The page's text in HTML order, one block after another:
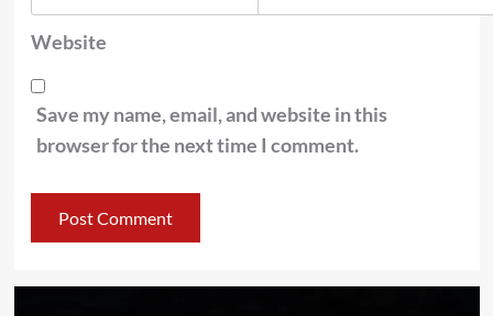
Website
Save my name, email, and website in this
browser for the next time I comment.